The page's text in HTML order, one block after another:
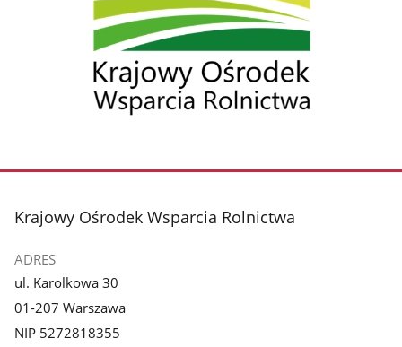
stopka
Krajowy Ośrodek Wsparcia Rolnictwa
ADRES
ul. Karolkowa 30
01-207 Warszawa
NIP 5272818355